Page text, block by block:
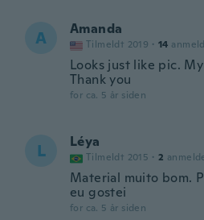
A Amanda
Tilmeldt 2019 · 14
Looks just like pic.
Thank you
for ca. 5 år siden
L Léya
Tilmeldt 2015 · 2
Material muito bom.
eu gostei
for ca. 5 år siden